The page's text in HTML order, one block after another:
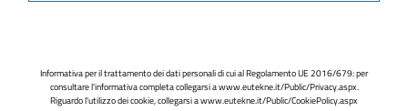
Informativa per il trattamento dei dati personali di cui al Regolamento UE 2016/679: per
consultare l'informativa completa collegarsi awww.eutekne.it/Public/Privacy.aspx.
Riguardo l'utilizzo dei cookie, collegarsi awww.eutekne.it/Public/CookiePolicy.aspx